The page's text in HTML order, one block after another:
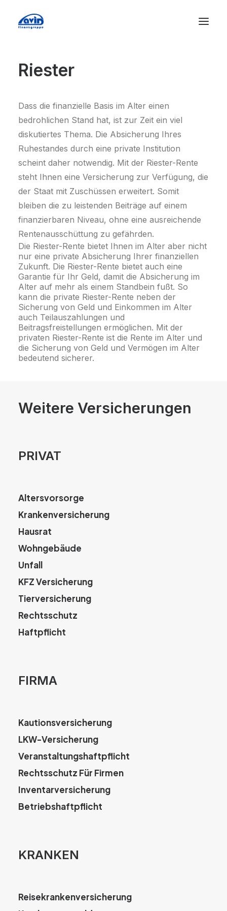
Riester
Dass die finanzielle Basis im Alter einen
bedrohlichen Stand hat, ist zur Zeit ein viel
diskutiertes Thema. Die Absicherung Ihres
Ruhestandes durch eine private Institution
scheint daher notwendig. Mit der Riester-Rente
steht Ihnen eine Versicherung zur Verfügung, die
der Staat mit Zuschüssen erweitert. Somit
bleiben die zu leistenden Beiträge auf einem
finanzierbaren Niveau, ohne eine ausreichende
Rentenausschüttung zu gefährden.
Die Riester-Rente bietet Ihnen im Alter aber nicht
nur eine private Absicherung Ihrer finanziellen
Zukunft. Die Riester-Rente bietet auch eine
Garantie für Ihr Geld, damit die Absicherung im
Alter auf mehr als einem Standbein fußt. So
kann die private Riester-Rente neben der
Sicherung von Geld und Einkommen im Alter
auch Teilauszahlungen und
Beitragsfreistellungen ermöglichen. Mit der
privaten Riester-Rente ist die Rente im Alter und
die Sicherung von Geld und Vermögen im Alter
bedeutend sicherer.
Weitere Versicherungen
PRIVAT
Altersvorsorge
Krankenversicherung
Hausrat
Wohngebäude
Unfall
KFZ Versicherung
Tierversicherung
Rechtsschutz
Haftpflicht
FIRMA
Kautionsversicherung
LKW-Versicherung
Veranstaltungshaftpflicht
Rechtsschutz Für Firmen
Inventarversicherung
Betriebshaftpflicht
KRANKEN
Reisekrankenversicherung